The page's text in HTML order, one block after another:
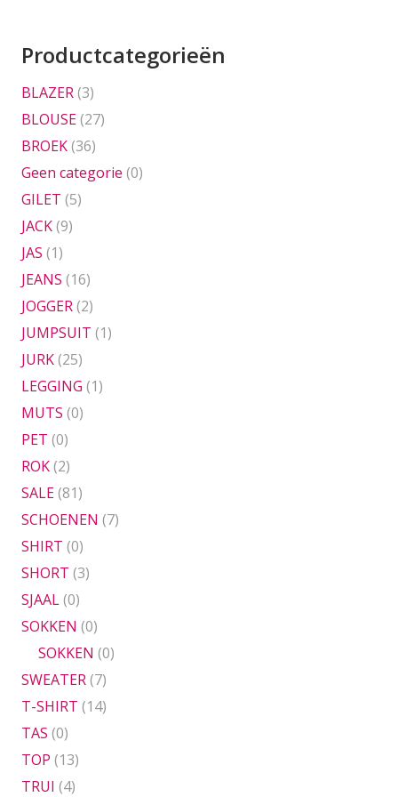
Productcategorieën
BLAZER(3)
BLOUSE(27)
BROEK(36)
Geen categorie (0)
GILET (5)
JACK(9)
JAS (1)
JEANS (16)
JOGGER(2)
JUMPSUIT (1)
JURK(25)
LEGGING (1)
MUTS (0)
PET (0)
ROK(2)
SALE(81)
SCHOENEN (7)
SHIRT (0)
SHORT (3)
SJAAL(0)
SOKKEN (0)
SOKKEN (0)
SWEATER(7)
T-SHIRT (14)
TAS (0)
TOP (13)
TRUI (4)